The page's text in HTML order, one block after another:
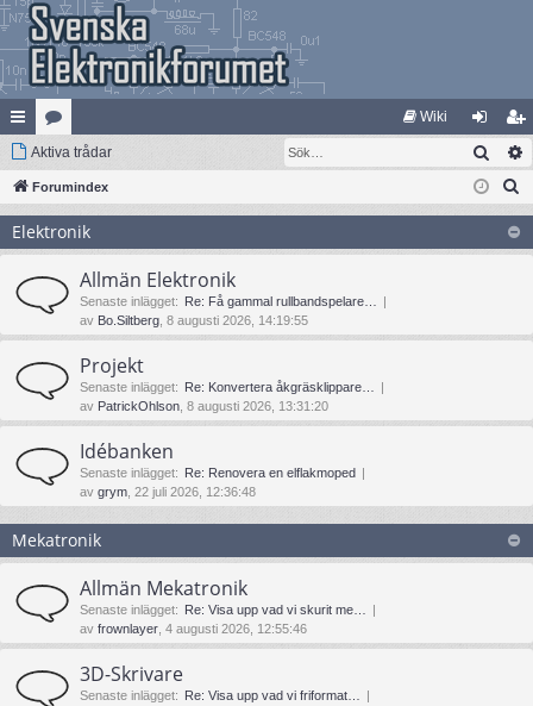
na
bb
lä
nk
ar
at
eg
ori
er
Wiki
og
ga
li
m
ed
le
Aktiva trådar Sök
Forumindex
Elektronik
Allmän Elektronik
Senaste inlägget: Re: Få gammal rullbandspelare…
av Bo.Siltberg , 8 augusti 2026, 14:19:55
Projekt
Senaste inlägget: Re: Konvertera åkgräsklippare…
av PatrickOhlson , 8 augusti 2026, 13:31:20
Idébanken
Senaste inlägget: Re: Renovera en elflakmoped
av grym , 22 juli 2026, 12:36:48
Mekatronik
Allmän Mekatronik
Senaste inlägget: Re: Visa upp vad vi skurit me…
av frownlayer , 4 augusti 2026, 12:55:46
3D-Skrivare
Senaste inlägget: Re: Visa upp vad vi friformat…